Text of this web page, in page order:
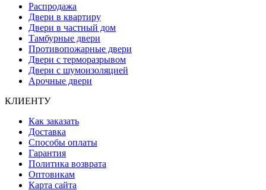
Распродажа
Двери в квартиру
Двери в частный дом
Тамбурные двери
Противопожарные двери
Двери с терморазрывом
Двери с шумоизоляцией
Арочные двери
КЛИЕНТУ
Как заказать
Доставка
Способы оплаты
Гарантия
Политика возврата
Оптовикам
Карта сайта